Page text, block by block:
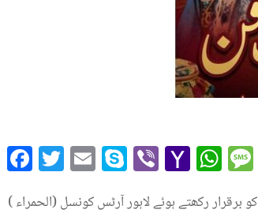
Facebook
Twitter
EmailSkype
Viber
Mailرکھتے ہوئے لاہور آرٹس کونسل (الحمراء )